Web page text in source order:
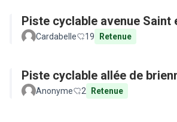
Piste cyclable avenue Saint
Cardabelle 19 Retenue
Piste cyclable allée de
Anonyme 2 Retenue